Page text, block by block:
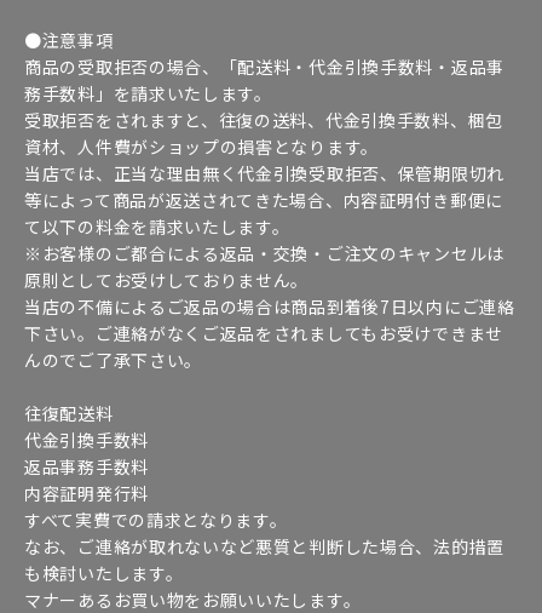
●注意事項
商品の受取拒否の場合、「配送料・代金引換手数料・返品事
務手数料」を請求いたします。
受取拒否をされますと、往復の送料、代金引換手数料、梱包
資材、人件費がショップの損害となります。
当店では、正当な理由無く代金引換受取拒否、保管期限切れ
等によって商品が返送されてきた場合、内容証明付き郵便に
て以下の料金を請求いたします。
※お客様のご都合による返品・交換・ご注文のキャンセルは
原則としてお受けしておりません。
当店の不備によるご返品の場合は商品到着後7日以内にご連絡
下さい。ご連絡がなくご返品をされましてもお受けできませ
んのでご了承下さい。
往復配送料
代金引換手数料
返品事務手数料
内容証明発行料
すべて実費での請求となります。
なお、ご連絡が取れないなど悪質と判断した場合、法的措置
も検討いたします。
マナーあるお買い物をお願いいたします。